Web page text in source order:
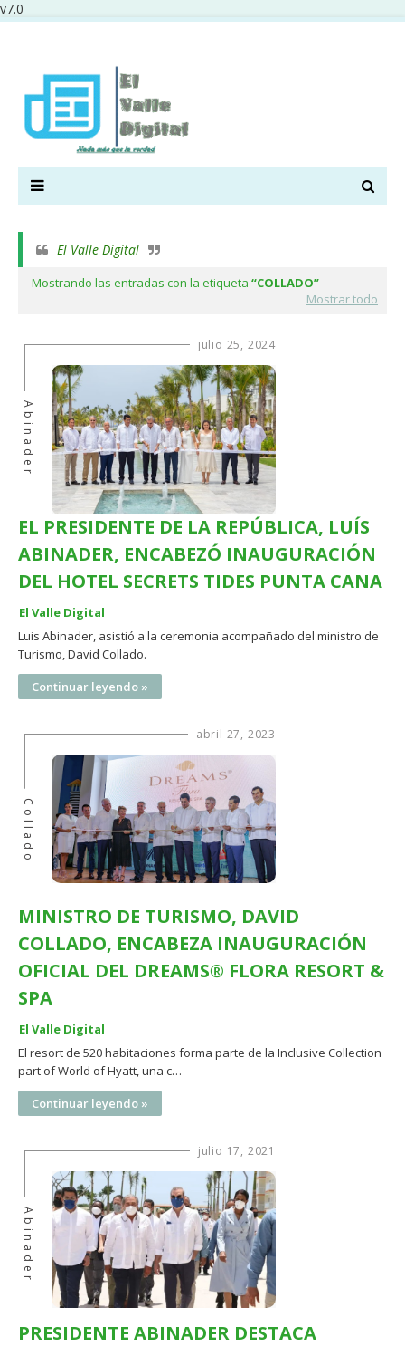
v7.0
El Valle Digital
Mostrando las entradas con la etiqueta
COLLADO
Mostrar todo
julio 25, 2024
Abinader
EL PRESIDENTE DE LA REPÚBLICA, LUÍS
ABINADER, ENCABEZÓ INAUGURACIÓN
DEL HOTEL SECRETS TIDES PUNTA CANA
El Valle Digital
Luis Abinader, asistió a la ceremonia acompañado del ministro de
Turismo, David Collado.
Continuar leyendo »
abril 27, 2023
Collado
MINISTRO DE TURISMO, DAVID
COLLADO, ENCABEZA INAUGURACIÓN
OFICIAL DEL DREAMS® FLORA RESORT &
SPA
El Valle Digital
El resort de 520 habitaciones forma parte de la Inclusive Collection
part of World of Hyatt, una c…
Continuar leyendo »
julio 17, 2021
Abinader
PRESIDENTE ABINADER DESTACA